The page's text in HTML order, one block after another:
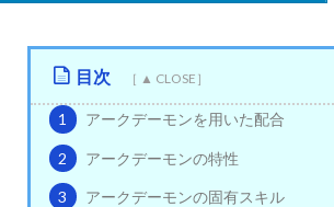
目次
1 アークデーモンを用いた配合
2 アークデーモンの特性
3 アークデーモンの固有スキル